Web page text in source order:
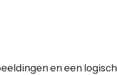
en een